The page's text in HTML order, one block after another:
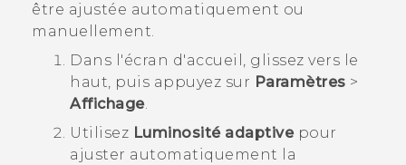
ASSISTANCE
Appareils HTC & Accessoires
Connexion
être ajustée automatiquement ou
manuellement.
Dans l'écran d'accueil , glissez vers le
haut, puis appuyez sur Paramètres >
Affichage.
Utilisez Luminosité adaptivepour
ajuster automatiquement la